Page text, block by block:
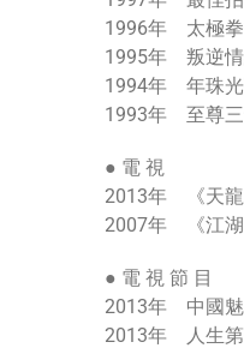
1996年 太極拳
1995年 叛逆情
1994年 年珠光
1993年 至尊三
● 電 視
2013年 《天龍
2007年 《江湖
● 電 視 節 目
2013年 中國魅
2013年 人生